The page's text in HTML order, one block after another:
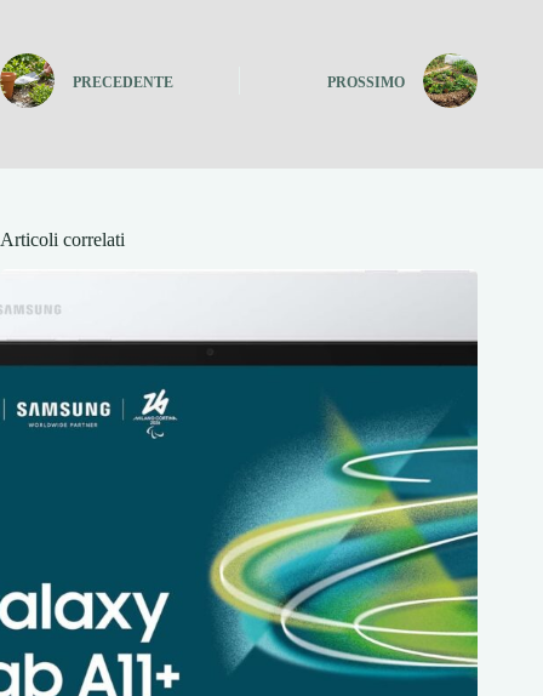
PRECEDENTE PROSSIMO
Articoli correlati